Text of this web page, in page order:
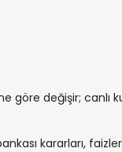
göre değişir; canlı
kararları,